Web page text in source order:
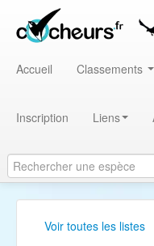
Accueil Classements
Inscription Liens
Voir toutes les listes